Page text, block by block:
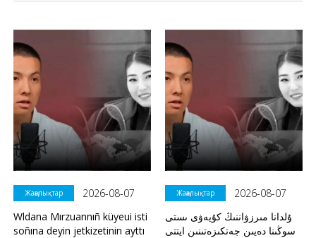
Жаңалықтар
2026-08-07
Wldana Mırzuannıñ küyeui isti
soñına deyin jetkizetinin ayttı
Жаңалықтар
2026-08-07
ۇلدانا مىرزۋاننىڭ كۇيەۋى ىستى
سوڭىنا دەيىن جەتكىزەتىنىن ايتتى